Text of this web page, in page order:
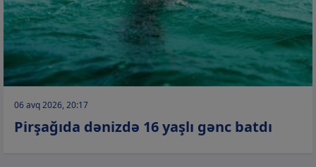
06 avq 2026, 20:17
Pirşağıda dənizdə 16 yaşlı gənc batdı